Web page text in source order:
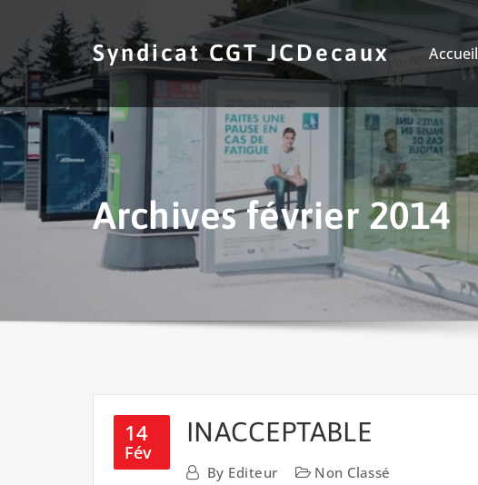
content
Syndicat CGT JCDecaux Accueil
Archives février 2014
14
Fév
INACCEPTABLE
By Editeur Non Classé